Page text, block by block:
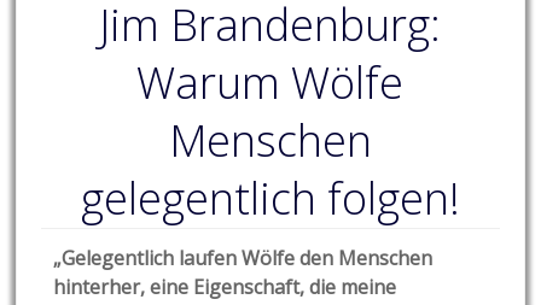
Jim Brandenburg:
Warum Wölfe
Menschen
gelegentlich folgen!
„Gelegentlich laufen Wölfe den Menschen
hinterher, eine Eigenschaft, die meine